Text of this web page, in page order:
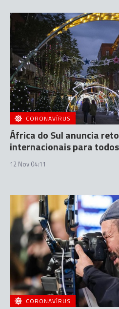
CORONAVÍRUS
África do Sul anuncia
internacionais para
12 Nov 04:11
CORONAVÍRUS